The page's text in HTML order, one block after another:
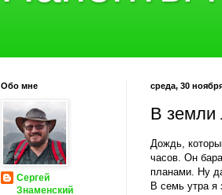
среда, 30
В земли
Дождь,
часов. Он
планами. Ну
В семь утра я
Обо мне
Сергей
Знаменский